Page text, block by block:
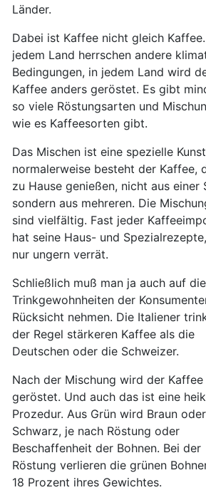
Länder.
Dabei ist Kaffee nicht gleich
jedem Land herrschen andere
Bedingungen, in jedem Land wird
Kaffee anders geröstet. Es gibt
so viele Röstungsarten und
wie es Kaffeesorten gibt.
Das Mischen ist eine spezielle
normalerweise besteht der Kaffee,
zu Hause genießen, nicht aus einer
sondern aus mehreren. Die
sind vielfältig. Fast jeder
hat seine Haus- und
nur ungern verrät.
Schließlich muß man ja auch auf die
Trinkgewohnheiten der
Rücksicht nehmen. Die Italiener
der Regel stärkeren Kaffee als die
Deutschen oder die Schweizer.
Nach der Mischung wird der Kaffee
geröstet. Und auch das ist eine
Prozedur. Aus Grün wird Braun oder
Schwarz, je nach Röstung oder
Beschaffenheit der Bohnen. Bei der
Röstung verlieren die grünen
18 Prozent ihres Gewichtes.